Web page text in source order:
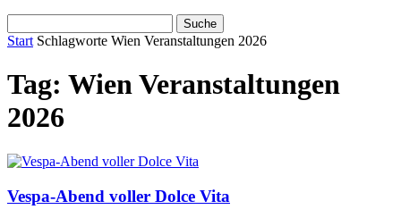
Start Schlagworte Wien Veranstaltungen 2026
Tag: Wien Veranstaltungen
2026
Vespa-Abend voller Dolce Vita